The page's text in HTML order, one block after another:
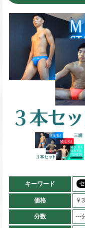
キーワード
価格 ￥
分数 ---